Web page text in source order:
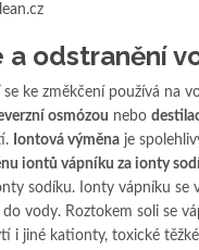
a odstranění
se ke změkčení používá na
osmózou nebo
Iontová výměna je
iontů vápníku za ionty
sodíku. Ionty vápníku se
vody. Roztokem soli se
i jiné kationty, toxické